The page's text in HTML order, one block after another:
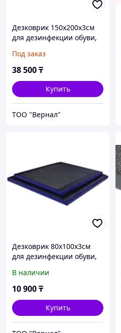
Дезковрик 150x200x3см
для дезинфекции обуви,
Под заказ
38 500₸
Купить
ТОО "Вернал"
Дезковрик 80x100x3см
для дезинфекции обуви,
В наличии
10 900₸
Купить